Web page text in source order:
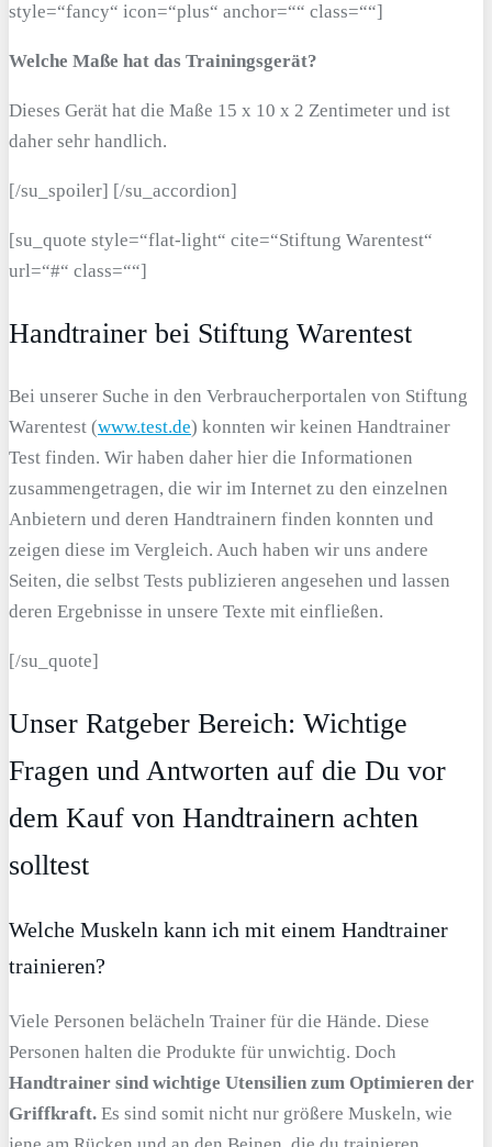
style=“fancy“ icon=“plus“ anchor=““ class=““]
Welche Maße hat das Trainingsgerät?
Dieses Gerät hat die Maße 15 x 10 x 2 Zentimeter und ist
daher sehr handlich.
[/su_spoiler] [/su_accordion]
[su_quote style=“flat-light“ cite=“Stiftung Warentest“
url=“#“ class=““]
Handtrainer bei Stiftung Warentest
Bei unserer Suche in den Verbraucherportalen von Stiftung
Warentest (www.test.de) konnten wir keinen Handtrainer
Test finden. Wir haben daher hier die Informationen
zusammengetragen, die wir im Internet zu den einzelnen
Anbietern und deren Handtrainern finden konnten und
zeigen diese im Vergleich. Auch haben wir uns andere
Seiten, die selbst Tests publizieren angesehen und lassen
deren Ergebnisse in unsere Texte mit einfließen.
[/su_quote]
Unser Ratgeber Bereich: Wichtige
Fragen und Antworten auf die Du vor
dem Kauf von Handtrainern achten
solltest
Welche Muskeln kann ich mit einem Handtrainer
trainieren?
Viele Personen belächeln Trainer für die Hände. Diese
Personen halten die Produkte für unwichtig. Doch
Handtrainer sind wichtige Utensilien zum Optimieren der
Griffkraft. Es sind somit nicht nur größere Muskeln, wie